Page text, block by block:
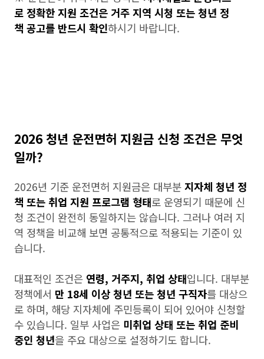
로 정확한 지원 조건은 거주 지역 시청 또는 청년 정
책 공고를 반드시 확인하시기 바랍니다.
2026 청년 운전면허 지원금 신청 조건은 무엇
일까?
2026년 기준 운전면허 지원금은 대부분 지자체 청년 정
책 또는 취업 지원 프로그램 형태로 운영되기 때문에 신
청 조건이 완전히 동일하지는 않습니다. 그러나 여러 지
역 정책을 비교해 보면 공통적으로 적용되는 기준이 있
습니다.
대표적인 조건은 연령, 거주지, 취업 상태입니다. 대부분
정책에서 만 18세 이상 청년 또는 청년 구직자를 대상으
로 하며, 해당 지자체에 주민등록이 되어 있어야 신청할
수 있습니다. 일부 사업은 미취업 상태 또는 취업 준비
중인 청년을 주요 대상으로 설정하기도 합니다.